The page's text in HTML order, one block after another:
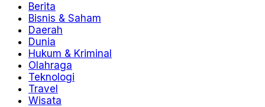
Berita
Bisnis & Saham
Daerah
Dunia
Hukum & Kriminal
Olahraga
Teknologi
Travel
Wisata